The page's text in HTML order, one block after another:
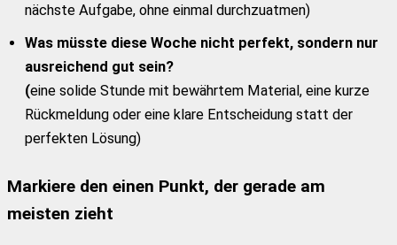
nächste Aufgabe, ohne einmal durchzuatmen)
Was müsste diese Woche nicht perfekt, sondern nur
ausreichend gut sein?
(eine solide Stunde mit bewährtem Material, eine kurze
Rückmeldung oder eine klare Entscheidung statt der
perfekten Lösung)
Markiere den einen Punkt, der gerade am
meisten zieht